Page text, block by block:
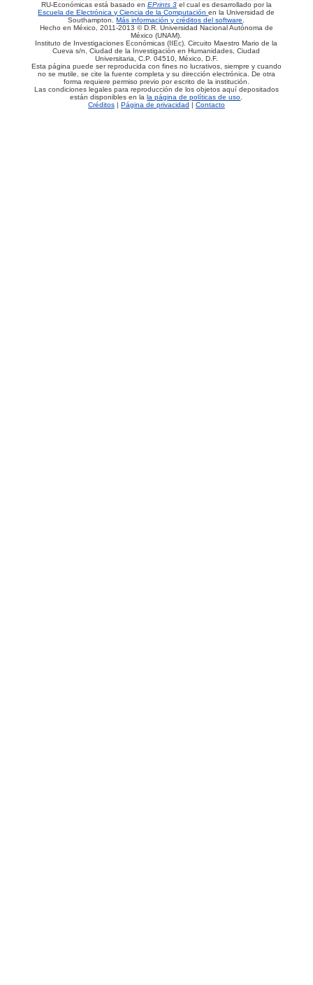
RU-Económicas está basado en EPrints 3 el cual es desarrollado por la
Escuela de Electrónica y Ciencia de la Computaciónen la Universidad de
Southampton.Más información y créditos del software.
Hecho en México, 2011-2013 © D.R. Universidad Nacional Autónoma de
México (UNAM).
Instituto de Investigaciones Económicas (IIEc). Circuito Maestro Mario de la
Cueva s/n, Ciudad de la Investigación en Humanidades, Ciudad
Universitaria, C.P. 04510, México, D.F.
Esta página puede ser reproducida con fines no lucrativos, siempre y cuando
no se mutile, se cite la fuente completa y su dirección electrónica. De otra
forma requiere permiso previo por escrito de la institución.
Las condiciones legales para reproducción de los objetos aquí depositados
están disponibles en lala página de políticas de uso.
Créditos| Página de privacidad | Contacto